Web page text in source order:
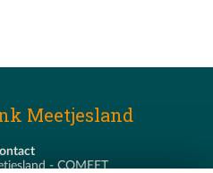
Meetjesland
- COMEET